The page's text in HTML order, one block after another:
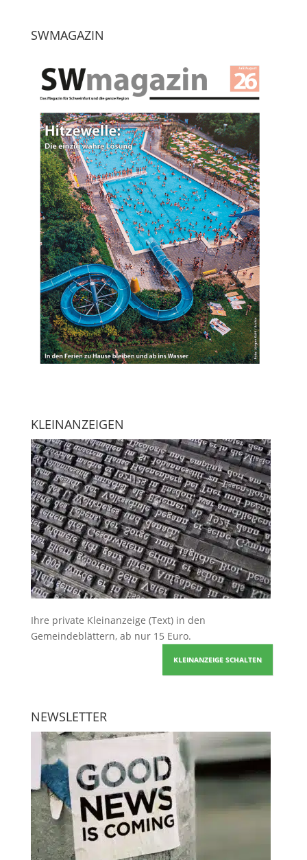
SWMAGAZIN
KLEINANZEIGEN
Ihre private Kleinanzeige (Text) in den
Gemeindeblättern, ab nur 15 Euro.
KLEINANZEIGE SCHALTEN
NEWSLETTER